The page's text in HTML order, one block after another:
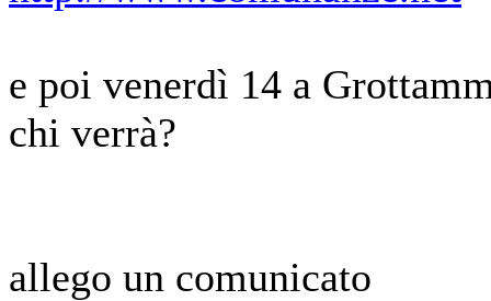
e poi venerdì 14 a
chi verrà?
allego un comunicato